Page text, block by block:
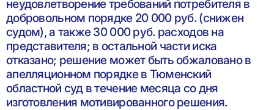
неудовлетворение требований потребителя в
добровольном порядке 20 000 руб. (снижен
судом), а также 30 000 руб. расходов на
представителя; в остальной части иска
отказано; решение может быть обжаловано в
апелляционном порядке в Тюменский
областной суд в течение месяца со дня
изготовления мотивированного решения.